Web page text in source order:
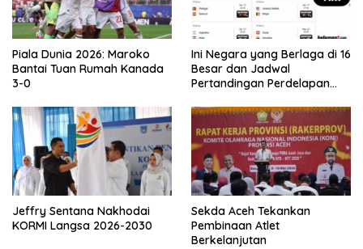
Piala Dunia 2026: Maroko
Bantai Tuan Rumah Kanada
3-0
Ini Negara yang Berlaga di 16
Besar dan Jadwal
Pertandingan Perdelapan
Jeffry Sentana Nakhodai
KORMI Langsa 2026-2030
Sekda Aceh Tekankan
Pembinaan Atlet
Berkelanjutan